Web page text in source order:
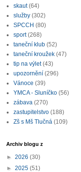
skaut (64)
služby (302)
SPCCH (80)
sport (268)
taneční klub (52)
taneční kroužek (47)
tip na výlet (43)
upozornění (296)
Vánoce (39)
YMCA - Sluníčko (56)
zábava (270)
zastupitelstvo (188)
Zš s Mš Tlučná (109)
Archiv blogu z
► 2026 (30)
► 2025 (51)